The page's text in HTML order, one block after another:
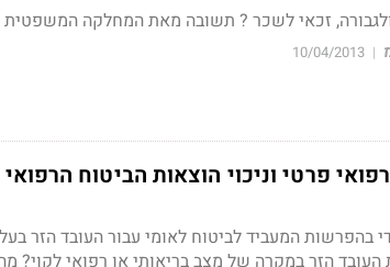
ולגבורה, זכאי לשכר ? תשובה מאת המחלקה המשפטית
|
10/04/2013
פרטי וניכוי הוצאות הביטוח
המעביד לביטוח לאומי עבור העובד הזר
הזר במקרה של מצב בריאותי או רפואי לקוי?